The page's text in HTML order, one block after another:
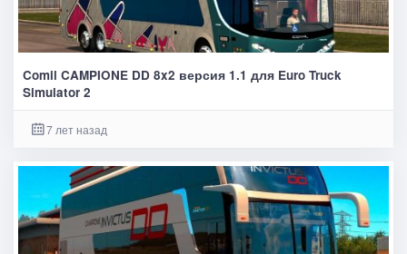
Comil CAMPIONE DD 8x2 версия 1.1 для Euro Truck
Simulator 2
7 лет назад